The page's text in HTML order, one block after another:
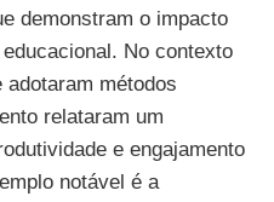
demonstram o impacto
No contexto
métodos
relataram um
e engajamento
notável é a